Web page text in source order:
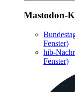
Mastodon-
Fenster)
hib-
Fenster)